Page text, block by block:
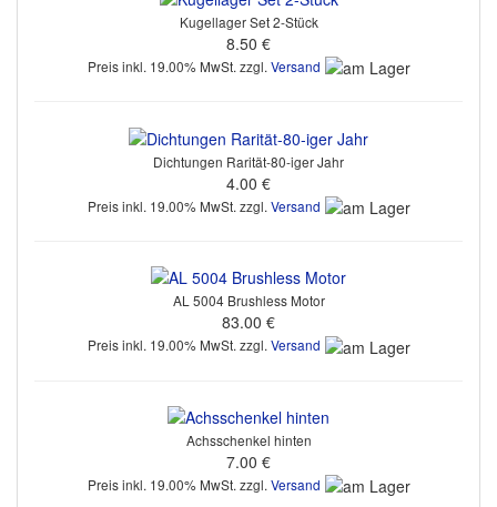
Kugellager Set 2-Stück
8.50 €
Preis inkl. 19.00% MwSt. zzgl. Versand
Dichtungen Rarität-80-iger Jahr
4.00 €
Preis inkl. 19.00% MwSt. zzgl. Versand
AL 5004 Brushless Motor
83.00 €
Preis inkl. 19.00% MwSt. zzgl. Versand
Achsschenkel hinten
7.00 €
Preis inkl. 19.00% MwSt. zzgl. Versand